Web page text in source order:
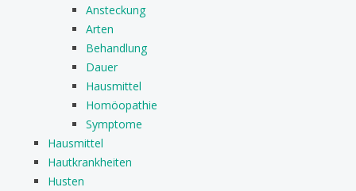
Ansteckung
Arten
Behandlung
Dauer
Hausmittel
Homöopathie
Symptome
Hausmittel
Hautkrankheiten
Husten